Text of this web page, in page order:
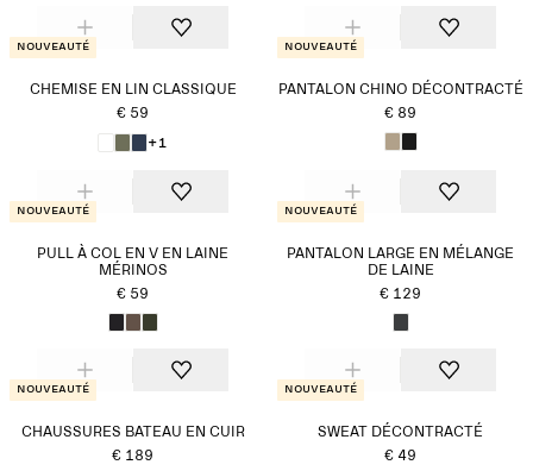
Nouveauté
CHEMISE EN LIN CLASSIQUE
€ 59
+1
Nouveauté
PANTALON CHINO DÉCONTRACTÉ
€ 89
Nouveauté
PULL À COL EN V EN LAINE
MÉRINOS
€ 59
Nouveauté
PANTALON LARGE EN MÉLANGE
DE LAINE
€ 129
Nouveauté
CHAUSSURES BATEAU EN CUIR
€ 189
Nouveauté
SWEAT DÉCONTRACTÉ
€ 49